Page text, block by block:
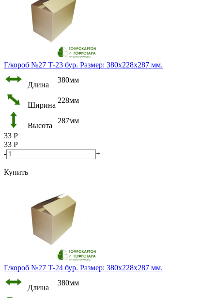
Г/короб №27 Т-23 бур. Размер: 380х228х287 мм.
Длина
380мм
Ширина
228мм
Высота
287мм
33 Р
33 Р
-
+
Купить
Г/короб №27 Т-24 бур. Размер: 380х228х287 мм.
Длина
380мм